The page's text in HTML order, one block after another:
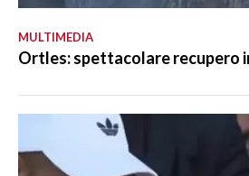
MULTIMEDIA
Ortles: spettacolare recupero